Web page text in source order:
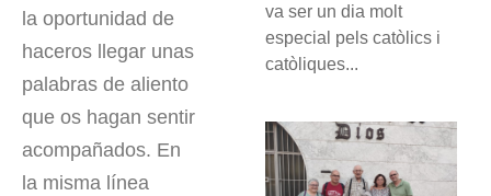
la oportunidad de
haceros llegar unas
palabras de aliento
que os hagan sentir
acompañados. En
la misma línea
va ser un dia molt
especial pels catòlics i
catòliques...